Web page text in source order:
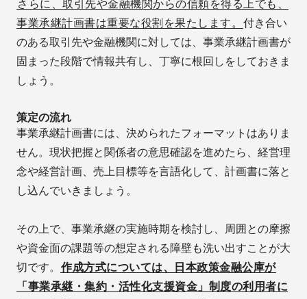
さらに、取引先や金融機関からの信頼を得る上でも、
事業承継計画書は重要な役割を果たします。 付き合い
のある取引先や金融機関に対しては、事業承継計画書が
固まった段階で情報共有し、丁寧に根回しをしておきま
しょう。
策定の流れ
事業承継計画書には、決められたフォーマットはありま
せん。現状把握と関係者の意思確認を進めたら、経営理
念や経営計画、売上目標等を言語化して、計画書に落と
し込んでいきましょう。
その上で、事業承継の実施時期を検討し、周囲との摩擦
や資金面の課題等の想定される障壁も洗い出すことが大
切です。 作成方式については、日本政策金融公庫が
「事業承継・集約・活性化支援資金」制度の利用者に